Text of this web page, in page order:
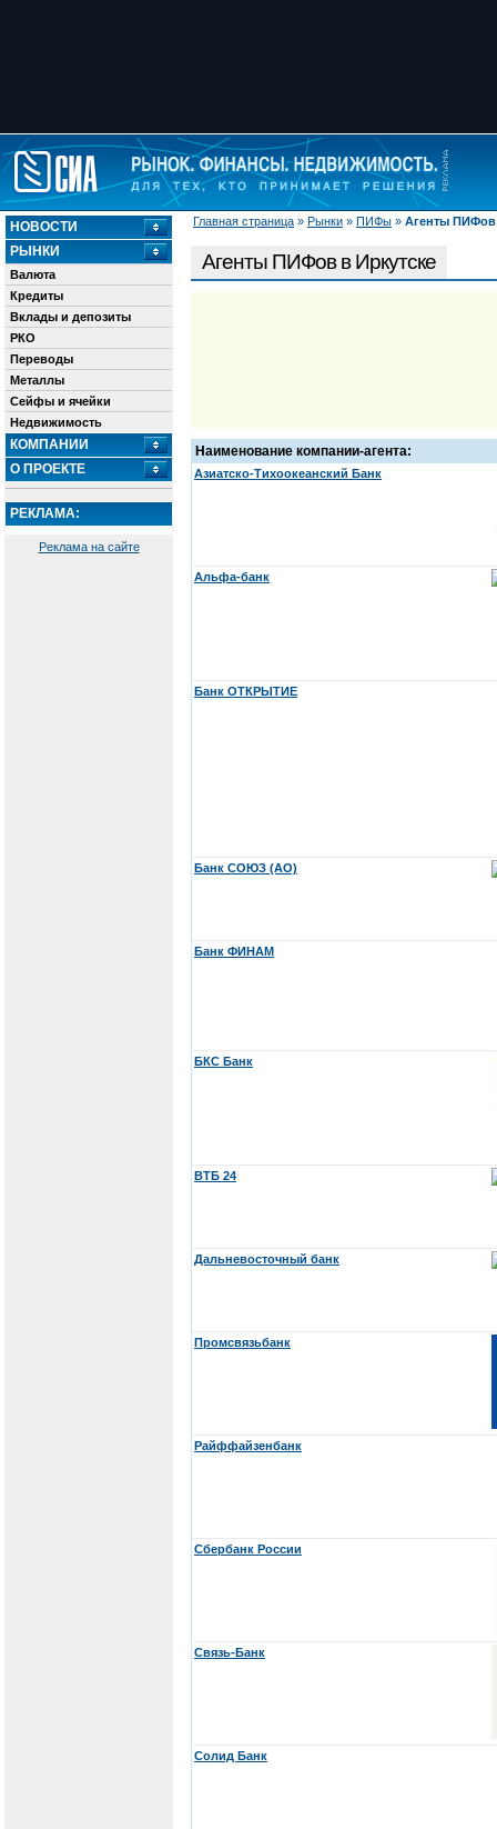
Главная страница » Рынки » ПИФы » Агенты ПИФов
НОВОСТИ
РЫНКИ
Валюта
Кредиты
Вклады и депозиты
РКО
Переводы
Металлы
Сейфы и ячейки
Недвижимость
КОМПАНИИ
О ПРОЕКТЕ
РЕКЛАМА:
Реклама на сайте
Агенты ПИФов в Иркутске
Наименование компании-агента:
Азиатско-Тихоокеанский Банк
Альфа-банк
Банк ОТКРЫТИЕ
Банк СОЮЗ (АО)
Банк ФИНАМ
БКС Банк
ВТБ 24
Дальневосточный банк
Промсвязьбанк
Райффайзенбанк
Сбербанк России
Связь-Банк
Солид Банк